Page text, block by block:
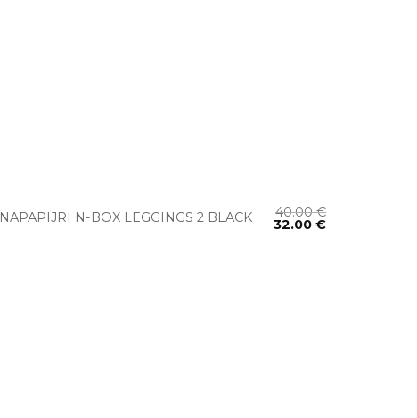
NAPAPIJRI N-BOX LEGGINGS 2 BLACK 40.00€
32.00€